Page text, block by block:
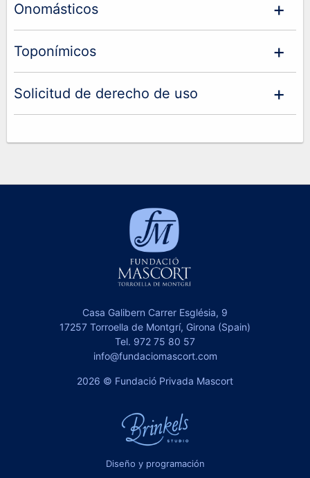
Onomásticos
Toponímicos
Solicitud de derecho de uso
Casa Galibern Carrer Església, 9
17257 Torroella de Montgrí, Girona (Spain)
Tel. 972 75 80 57
info@fundaciomascort.com
2026 © Fundació Privada Mascort
Diseño y programación